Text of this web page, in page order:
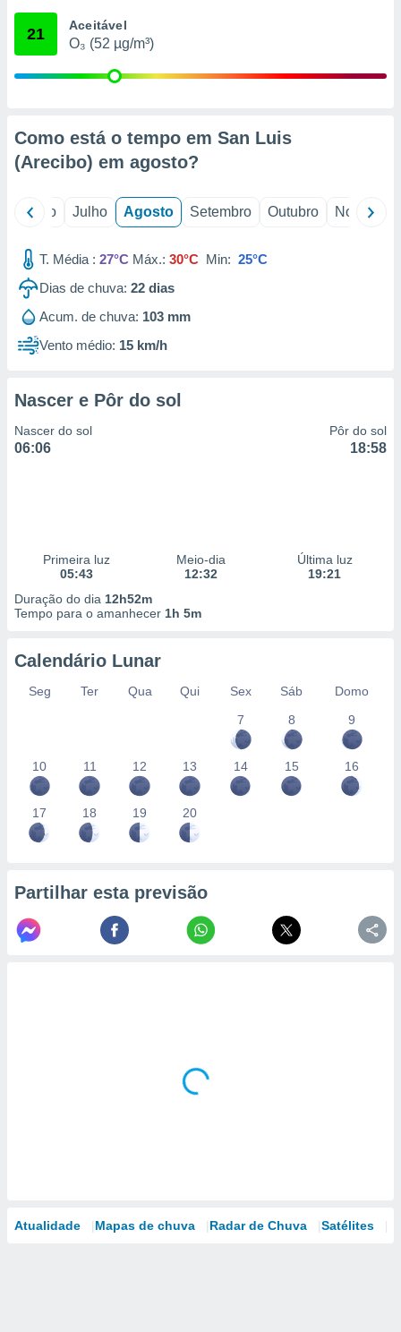
através
1199
21 Aceitável
O₃ (52 µg/m³)
Como está o tempo em San Luis
(Arecibo) em agosto?
Junho Julho Agosto Setembro Outubro Novembro
T. Média : 27°C Máx.: 30°C Min: 25°C
Dias de chuva: 22 dias
Acum. de chuva: 103 mm
Vento médio: 15 km/h
Nascer e Pôr do sol
Nascer do sol
06:06
Pôr do sol
18:58
Primeira luz
05:43
Meio-dia
12:32
Última luz
19:21
Duração do dia 12h52m
Tempo para o amanhecer 1h 5m
Calendário Lunar
Seg Ter Qua Qui Sex Sáb
Domo
7
8 9
10 11 12 13 14 15 16
17 18 19 20
Partilhar esta previsão
Atualidade Mapas de chuva Radar de Chuva Satélites